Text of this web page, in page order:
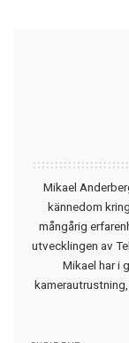
Mikael
kännedom
mångårig
utvecklingen av
Mikael har i